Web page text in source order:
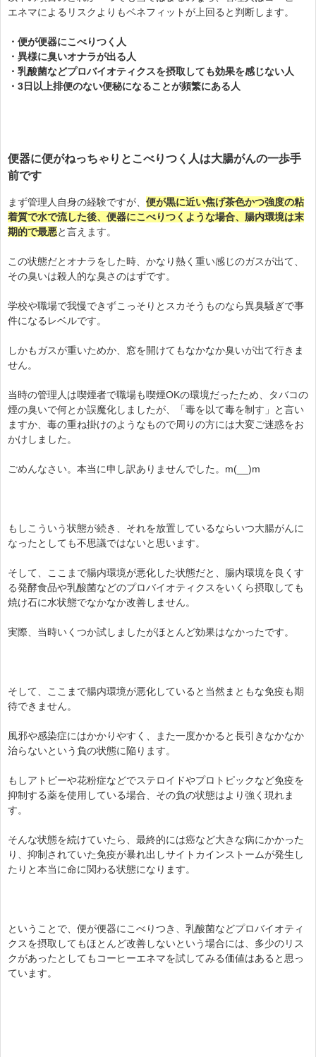
エネマによるリスクよりもベネフィットが上回ると判断します。
・便が便器にこべりつく人
・異様に臭いオナラが出る人
・乳酸菌などプロバイオティクスを摂取しても効果を感じない人
・3日以上排便のない便秘になることが頻繁にある人
便器に便がねっちゃりとこべりつく人は大腸がんの一歩手
前です
まず管理人自身の経験ですが、 便が黒に近い焦げ茶色かつ強度の粘
着質で水で流した後、便器にこべりつくような場合、腸内環境は末
期的で最悪と言えます。
この状態だとオナラをした時、かなり熱く重い感じのガスが出て、
その臭いは殺人的な臭さのはずです。
学校や職場で我慢できずこっそりとスカそうものなら異臭騒ぎで事
件になるレベルです。
しかもガスが重いためか、窓を開けてもなかなか臭いが出て行きま
せん。
当時の管理人は喫煙者で職場も喫煙OKの環境だったため、タバコの
煙の臭いで何とか誤魔化しましたが、「毒を以て毒を制す」と言い
ますか、毒の重ね掛けのようなもので周りの方には大変ご迷惑をお
かけしました。
ごめんなさい。本当に申し訳ありませんでした。m(__)m
もしこういう状態が続き、それを放置しているならいつ大腸がんに
なったとしても不思議ではないと思います。
そして、ここまで腸内環境が悪化した状態だと、腸内環境を良くす
る発酵食品や乳酸菌などのプロバイオティクスをいくら摂取しても
焼け石に水状態でなかなか改善しません。
実際、当時いくつか試しましたがほとんど効果はなかったです。
そして、ここまで腸内環境が悪化していると当然まともな免疫も期
待できません。
風邪や感染症にはかかりやすく、また一度かかると長引きなかなか
治らないという負の状態に陥ります。
もしアトピーや花粉症などでステロイドやプロトピックなど免疫を
抑制する薬を使用している場合、その負の状態はより強く現れま
す。
そんな状態を続けていたら、最終的には癌など大きな病にかかった
り、抑制されていた免疫が暴れ出しサイトカインストームが発生し
たりと本当に命に関わる状態になります。
ということで、便が便器にこべりつき、乳酸菌などプロバイオティ
クスを摂取してもほとんど改善しないという場合には、多少のリス
クがあったとしてもコーヒーエネマを試してみる価値はあると思っ
ています。